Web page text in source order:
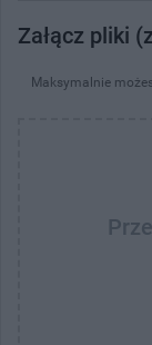
Załącz pliki
Maksymalnie